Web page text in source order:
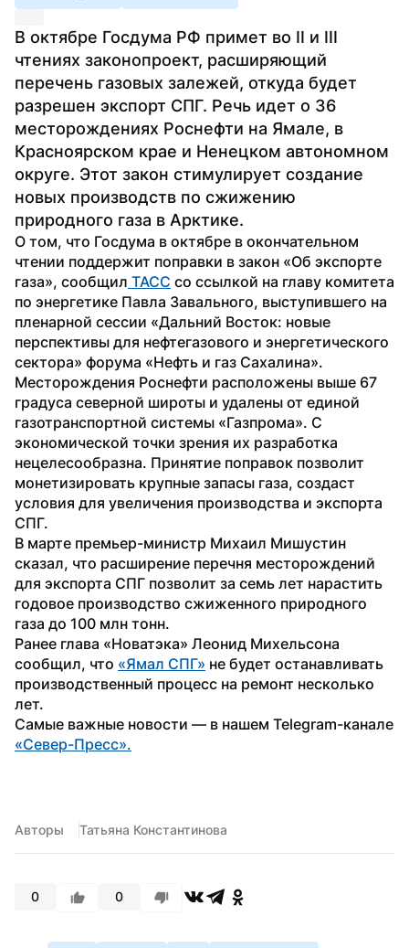
В октябре Госдума РФ примет во II и III
чтениях законопроект, расширяющий
перечень газовых залежей, откуда будет
разрешен экспорт СПГ. Речь идет о 36
месторождениях Роснефти на Ямале, в
Красноярском крае и Ненецком автономном
округе. Этот закон стимулирует создание
новых производств по сжижению
природного газа в Арктике.
О том, что Госдума в октябре в окончательном
чтении поддержит поправки в закон «Об экспорте
газа», сообщил ТАСС со ссылкой на главу комитета
по энергетике Павла Завального, выступившего на
пленарной сессии «Дальний Восток: новые
перспективы для нефтегазового и энергетического
сектора» форума «Нефть и газ Сахалина».
Месторождения Роснефти расположены выше 67
градуса северной широты и удалены от единой
газотранспортной системы «Газпрома». С
экономической точки зрения их разработка
нецелесообразна. Принятие поправок позволит
монетизировать крупные запасы газа, создаст
условия для увеличения производства и экспорта
СПГ.
В марте премьер-министр Михаил Мишустин
сказал, что расширение перечня месторождений
для экспорта СПГ позволит за семь лет нарастить
годовое производство сжиженного природного
газа до 100 млн тонн.
Ранее глава «Новатэка» Леонид Михельсона
сообщил, что «Ямал СПГ» не будет останавливать
производственный процесс на ремонт несколько
лет.
«Север-Пресс».
Авторы Татьяна Константинова
0 0